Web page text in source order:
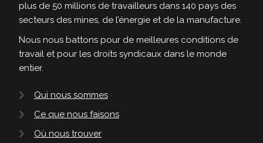
plus de 50 millions de travailleurs dans 140 pays des
secteurs des mines, de l’énergie et de la manufacture.
Nous nous battons pour de meilleures conditions de
travail et pour les droits syndicaux dans le monde
entier.
Qui nous sommes
Ce que nous faisons
Où nous trouver